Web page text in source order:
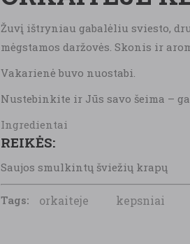
Žuvį ištryniau gabalėliu sviesto,
mėgstamos daržovės. Skonis ir
Vakarienė buvo nuostabi.
Nustebinkite ir Jūs savo šeima –
Ingredientai
REIKĖS:
Saujos smulkintų šviežių krapų
Tags: orkaiteje kepsniai